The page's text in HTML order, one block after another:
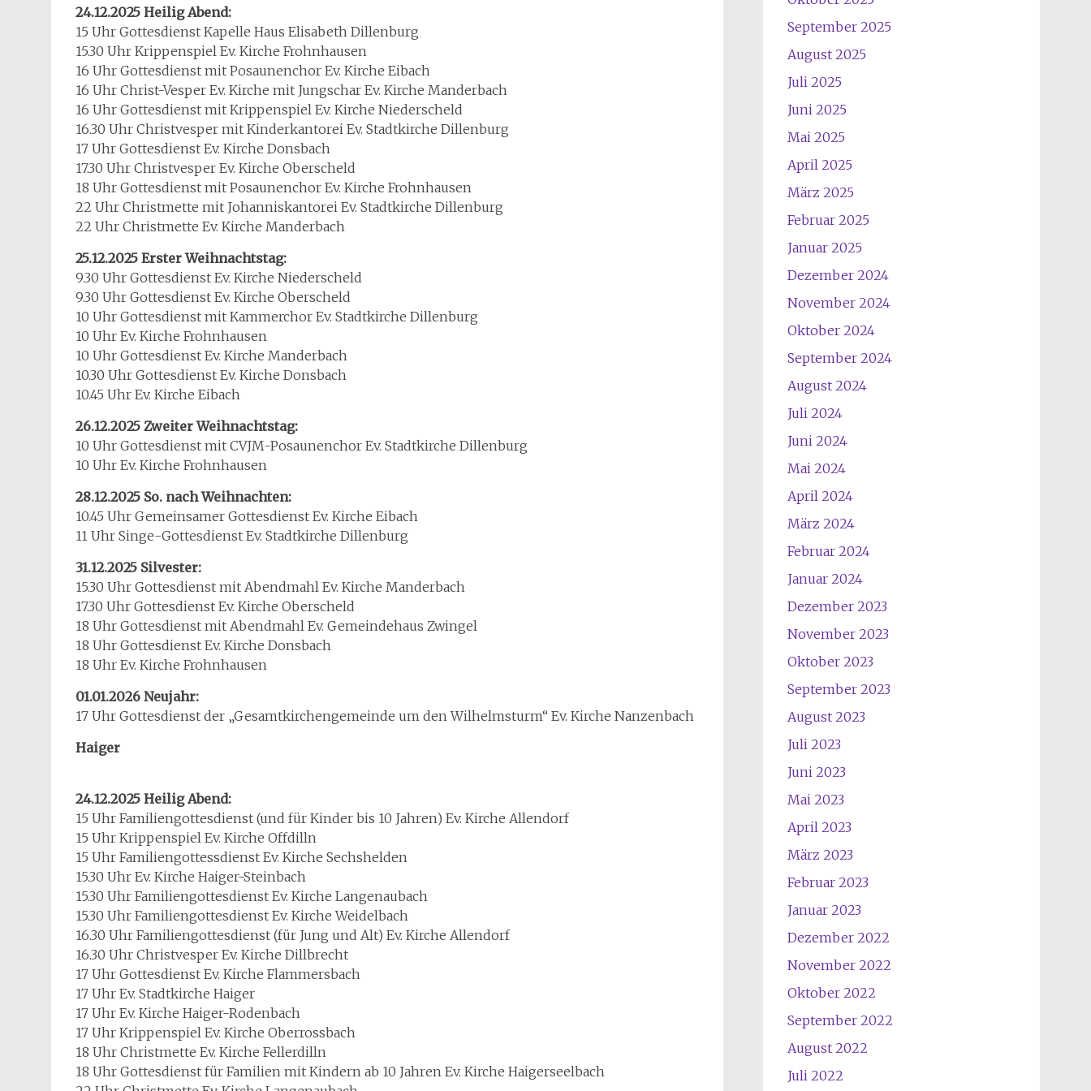
24.12.2025 Heilig Abend:
15 Uhr Gottesdienst Kapelle Haus Elisabeth Dillenburg
15.30 Uhr Krippenspiel Ev. Kirche Frohnhausen
16 Uhr Gottesdienst mit Posaunenchor Ev. Kirche Eibach
16 Uhr Christ-Vesper Ev. Kirche mit Jungschar Ev. Kirche Manderbach
16 Uhr Gottesdienst mit Krippenspiel Ev. Kirche Niederscheld
16.30 Uhr Christvesper mit Kinderkantorei Ev. Stadtkirche Dillenburg
17 Uhr Gottesdienst Ev. Kirche Donsbach
17.30 Uhr Christvesper Ev. Kirche Oberscheld
18 Uhr Gottesdienst mit Posaunenchor Ev. Kirche Frohnhausen
22 Uhr Christmette mit Johanniskantorei Ev. Stadtkirche Dillenburg
22 Uhr Christmette Ev. Kirche Manderbach
25.12.2025 Erster Weihnachtstag:
9.30 Uhr Gottesdienst Ev. Kirche Niederscheld
9.30 Uhr Gottesdienst Ev. Kirche Oberscheld
10 Uhr Gottesdienst mit Kammerchor Ev. Stadtkirche Dillenburg
10 Uhr Ev. Kirche Frohnhausen
10 Uhr Gottesdienst Ev. Kirche Manderbach
10.30 Uhr Gottesdienst Ev. Kirche Donsbach
10.45 Uhr Ev. Kirche Eibach
26.12.2025 Zweiter Weihnachtstag:
10 Uhr Gottesdienst mit CVJM-Posaunenchor Ev. Stadtkirche Dillenburg
10 Uhr Ev. Kirche Frohnhausen
28.12.2025 So. nach Weihnachten:
10.45 Uhr Gemeinsamer Gottesdienst Ev. Kirche Eibach
11 Uhr Singe-Gottesdienst Ev. Stadtkirche Dillenburg
31.12.2025 Silvester:
15.30 Uhr Gottesdienst mit Abendmahl Ev. Kirche Manderbach
17.30 Uhr Gottesdienst Ev. Kirche Oberscheld
18 Uhr Gottesdienst mit Abendmahl Ev. Gemeindehaus Zwingel
18 Uhr Gottesdienst Ev. Kirche Donsbach
18 Uhr Ev. Kirche Frohnhausen
01.01.2026 Neujahr:
17 Uhr Gottesdienst der „Gesamtkirchengemeinde um den Wilhelmsturm“ Ev. Kirche Nanzenbach
Haiger
24.12.2025 Heilig Abend:
15 Uhr Familiengottesdienst (und für Kinder bis 10 Jahren) Ev. Kirche Allendorf
15 Uhr Krippenspiel Ev. Kirche Offdilln
15 Uhr Familiengottessdienst Ev. Kirche Sechshelden
15.30 Uhr Ev. Kirche Haiger-Steinbach
15.30 Uhr Familiengottesdienst Ev. Kirche Langenaubach
15.30 Uhr Familiengottesdienst Ev. Kirche Weidelbach
16.30 Uhr Familiengottesdienst (für Jung und Alt) Ev. Kirche Allendorf
16.30 Uhr Christvesper Ev. Kirche Dillbrecht
17 Uhr Gottesdienst Ev. Kirche Flammersbach
17 Uhr Ev. Stadtkirche Haiger
17 Uhr Ev. Kirche Haiger-Rodenbach
17 Uhr Krippenspiel Ev. Kirche Oberrossbach
18 Uhr Christmette Ev. Kirche Fellerdilln
18 Uhr Gottesdienst für Familien mit Kindern ab 10 Jahren Ev. Kirche Haigerseelbach
September 2025
August 2025
Juli 2025
Juni 2025
Mai 2025
April 2025
März 2025
Februar 2025
Januar 2025
Dezember 2024
November 2024
Oktober 2024
September 2024
August 2024
Juli 2024
Juni 2024
Mai 2024
April 2024
März 2024
Februar 2024
Januar 2024
Dezember 2023
November 2023
Oktober 2023
September 2023
August 2023
Juli 2023
Juni 2023
Mai 2023
April 2023
März 2023
Februar 2023
Januar 2023
Dezember 2022
November 2022
Oktober 2022
September 2022
August 2022
Juli 2022